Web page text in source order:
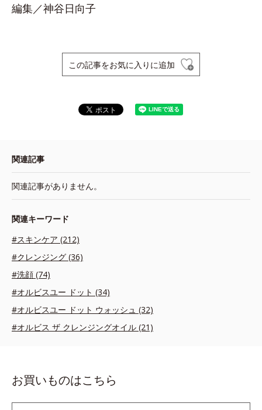
編集／神谷日向子
この記事をお気に入りに追加
関連記事
関連記事がありません。
関連キーワード
#スキンケア (212)
#クレンジング (36)
#洗顔 (74)
#オルビスユー ドット (34)
#オルビスユー ドット ウォッシュ (32)
#オルビス ザ クレンジングオイル (21)
お買いものはこちら